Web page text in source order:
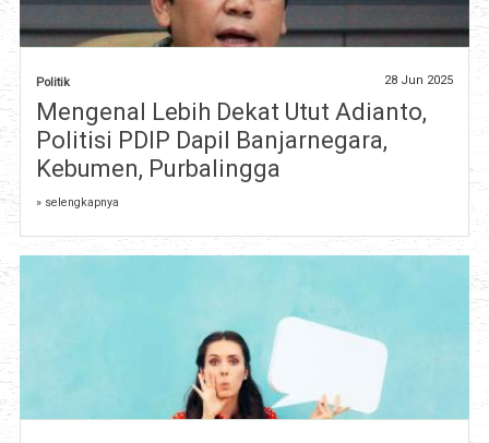
Politik 28 Jun 2025
Mengenal Lebih Dekat Utut Adianto,
Politisi PDIP Dapil Banjarnegara,
Kebumen, Purbalingga
» selengkapnya